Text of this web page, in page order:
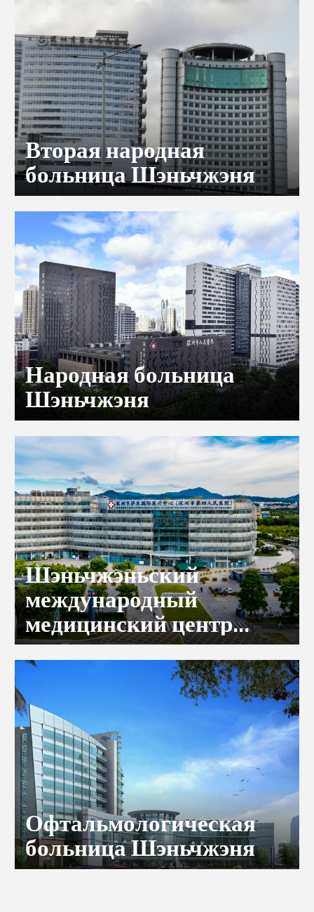
Вторая народная
больница Шэньчжэня
Народная больница
Шэньчжэня
Шэньчжэньский
международный
медицинский центр
Samii (Четвертая
народная больница
Шэньчжэня)
Офтальмологическая
больница Шэньчжэня